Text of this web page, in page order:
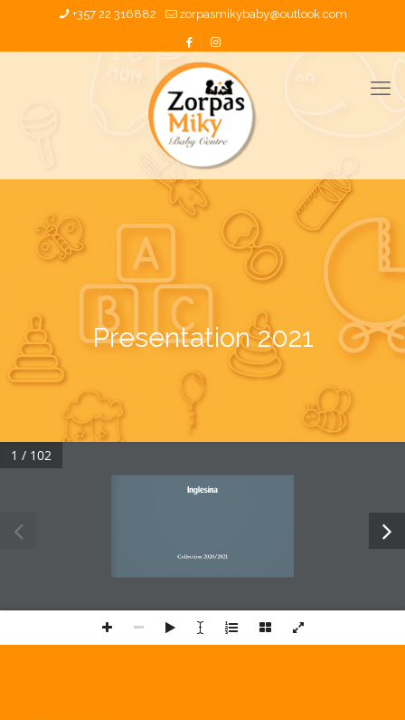
+357 22 316882 zorpasmikybaby@outlook.com
Presentation 2021
Collection 2020/2021
1 / 102